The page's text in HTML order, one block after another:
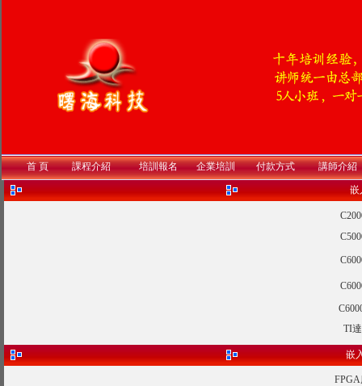
首 頁 課程介紹 培訓報名 企業培訓 付款方式 講師介紹
嵌
TI
嵌